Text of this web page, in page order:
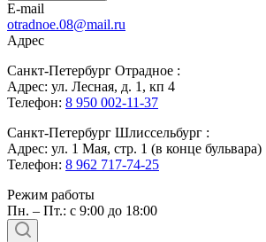
E-mail
otradnoe.08@mail.ru
Адрес
Санкт-Петербург Отрадное :
Адрес: ул. Лесная, д. 1, кп 4
Телефон: 8 950 002-11-37
Санкт-Петербург Шлиссельбург :
Адрес: ул. 1 Мая, стр. 1 (в конце бульвара)
Телефон: 8 962 717-74-25
Режим работы
Пн. – Пт.: с 9:00 до 18:00